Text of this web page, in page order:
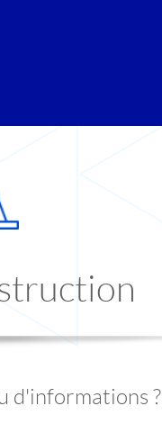
d'informations ?